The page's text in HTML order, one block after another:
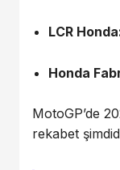
LCR
Honda
MotoGP’de
rekabet